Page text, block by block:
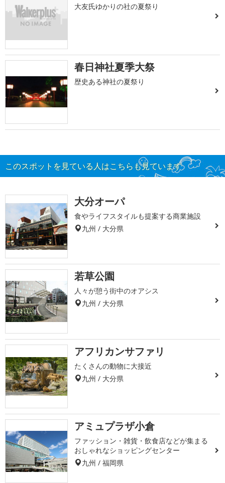
大友氏ゆかりの社の夏祭り
春日神社夏季大祭
歴史ある神社の夏祭り
このスポットを見ている人はこちらも見ています
大分オーパ
食やライフスタイルも提案する商業施設
九州 / 大分県
若草公園
人々が憩う街中のオアシス
九州 / 大分県
アフリカンサファリ
たくさんの動物に大接近
九州 / 大分県
アミュプラザ小倉
ファッション・雑貨・飲食店などが集まる
おしゃれなショッピングセンター
九州 / 福岡県